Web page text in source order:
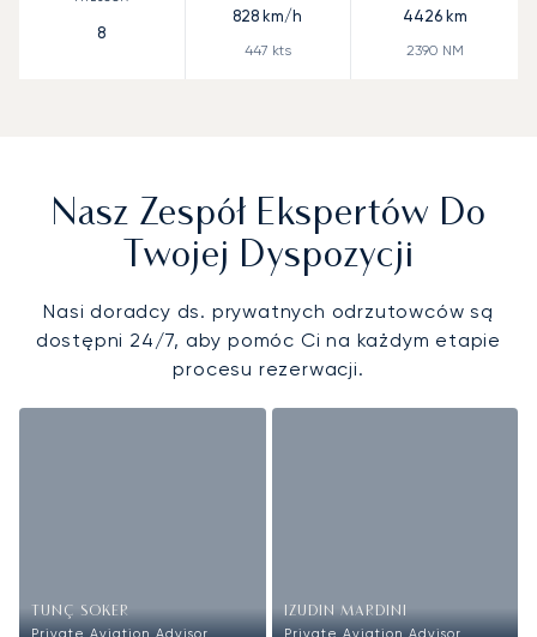
8
828 km/h
447 kts
4426km
2390 NM
Nasz Zespół Ekspertów Do
Twojej Dyspozycji
Nasi doradcy ds. prywatnych odrzutowców są
dostępni 24/7, aby pomóc Ci na każdym etapie
procesu rezerwacji.
TUNÇ SOKER IZUDIN MARDINI